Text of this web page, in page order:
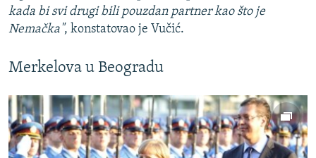
kada bi svi drugi bili pouzdan partner kao što je
Nemačka", konstatovao je Vučić.
Merkelova u Beogradu